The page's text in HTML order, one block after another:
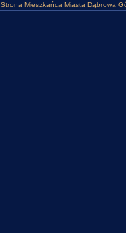
Strona Mieszkańca Miasta Dąbrowa